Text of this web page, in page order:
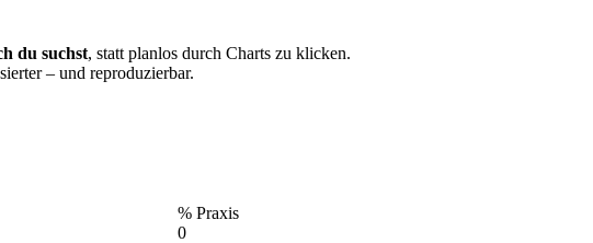
du suchst, statt planlos durch Charts zu klicken.
– und reproduzierbar.
% Praxis
0